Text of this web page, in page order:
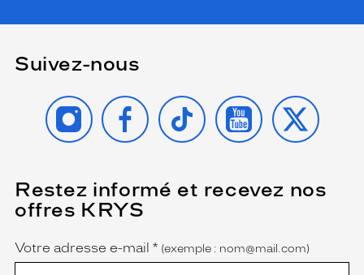
Suivez-nous
INSTAGRAMFACEBOOK
TIKTOK YOUTUBE
X
Restez informé et recevez nos
offres KRYS
Name
Votre adresse e-mail *
(Ce
champ
est
obligatoire)
(exemple : nom@mail.com)